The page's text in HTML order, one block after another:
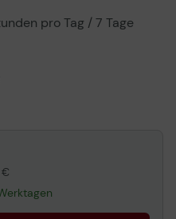
pro Tag / 7 Tage
€